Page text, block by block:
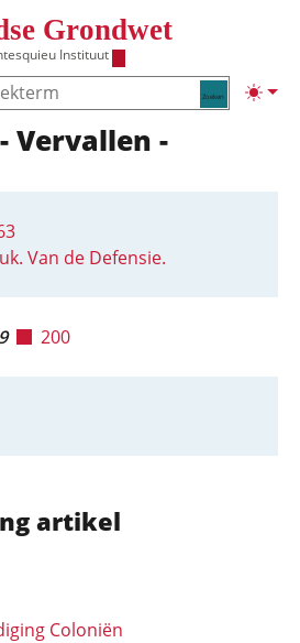
Grondwet
Instituut
Zoeken
Vervallen -
Van de Defensie.
200
artikel
Coloniën